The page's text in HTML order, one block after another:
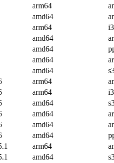
arm64
amd64
arm64
amd64
amd64
amd64
amd64
arm64
arm64
amd64
amd64
amd64
amd64
arm64
amd64